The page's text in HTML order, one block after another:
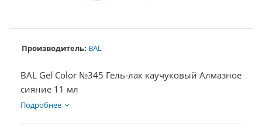
Производитель: BAL
BAL Gel Color №345 Гель-лак каучуковый Алмазное
сияние 11 мл
Подробнее